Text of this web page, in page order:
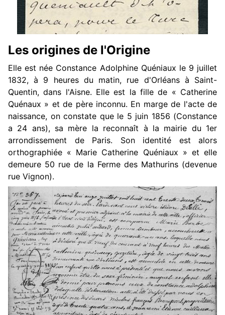
Les origines de l'Origine
Elle est née Constance Adolphine Quéniaux le 9 juillet
1832, à 9 heures du matin, rue d'Orléans à Saint-
Quentin, dans l'Aisne. Elle est la fille de « Catherine
Quénaux » et de père inconnu. En marge de l'acte de
naissance, on constate que le 5 juin 1856 (Constance
a 24 ans), sa mère la reconnaît à la mairie du 1er
arrondissement de Paris. Son identité est alors
orthographiée « Marie Catherine Quéniaux » et elle
demeure 50 rue de la Ferme des Mathurins (devenue
rue Vignon).